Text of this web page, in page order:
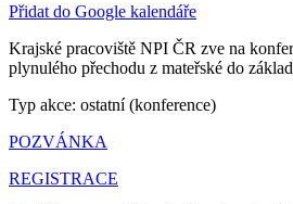
Přidat do Google kalendáře
Krajské pracoviště NPI ČR zve na
plynulého přechodu z mateřské do
Typ akce: ostatní (konference)
POZVÁNKA
REGISTRACE